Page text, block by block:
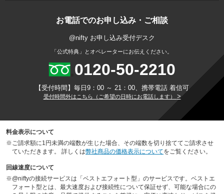
お電話でのお申し込み・ご相談
@nifty お申し込み受付デスク
「公式特典」とオペレーターにお伝えください。
0120-50-2210
【受付時間】毎日9：00 ～ 21：00、携帯電話 着信可
受付時間外はこちら（ご希望の日時にお電話します） >
料金表示について
※ご請求額に1円未満の端数が生じた場合、その端数を切り捨ててご請求させ
ていただきます。 詳しくは弊社商品の価格表示についてをご覧ください。
回線速度について
※@niftyの接続サービスは「ベストエフォート型」のサービスです。ベストエ
フォート型とは、最大速度および接続性について保証せず、可能な場合にの